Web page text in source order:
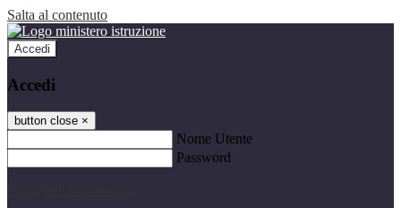
Salta al contenuto
Accedi
Accedi
button close ×
Nome Utente
Password